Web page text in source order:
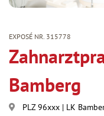
EXPOSÉ NR. 315778
Bamberg
PLZ 96xxx | LK